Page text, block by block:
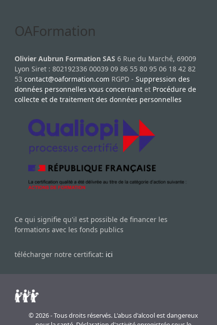
OAFormation
Olivier Aubrun Formation SAS 6 Rue du Marché, 69009
Lyon Siret : 802192336 00039 09 86 55 80 95 06 18 42 82
53 contact@oaformation.com RGPD - Suppression des
données personnelles vous concernant et Procédure de
collecte et de traitement des données personnelles
Ce qui signifie qu'il est possible de financer les
formations avec les fonds publics
télécharger notre certificat: ici
© 2026 - Tous droits réservés. L'abus d'alcool est dangereux